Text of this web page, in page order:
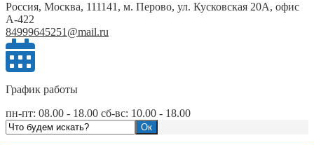
Россия, Москва, 111141, м. Перово, ул. Кусковская 20А, офис
А-422
84999645251@mail.ru
График работы
пн-пт: 08.00 - 18.00 сб-вс: 10.00 - 18.00